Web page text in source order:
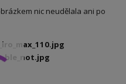
nic neudělala ani po